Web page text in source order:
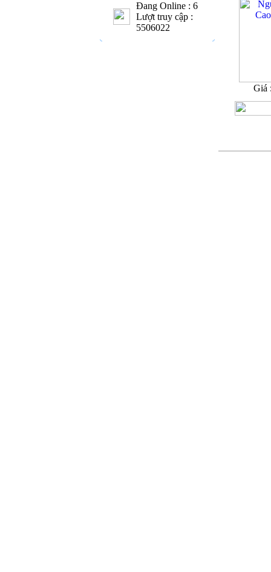
Đang Online : 6
Lượt truy cập :
5506022
Giá :